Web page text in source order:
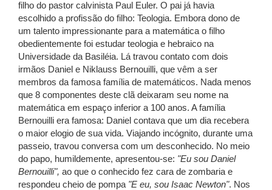
filho do pastor calvinista Paul Euler. O pai já havia
escolhido a profissão do filho: Teologia. Embora dono de
um talento impressionante para a matemática o filho
obedientemente foi estudar teologia e hebraico na
Universidade da Basiléia. Lá travou contato com dois
irmãos Daniel e Niklauss Bernouilli, que vêm a ser
membros da famosa família de matemáticos. Nada menos
que 8 componentes deste clã deixaram seu nome na
matemática em espaço inferior a 100 anos. A família
Bernouilli era famosa: Daniel contava que um dia recebera
o maior elogio de sua vida. Viajando incógnito, durante uma
passeio, travou conversa com um desconhecido. No meio
do papo, humildemente, apresentou-se: "Eu sou Daniel
Bernouilli", ao que o conhecido fez cara de zombaria e
respondeu cheio de pompa "E eu, sou Isaac Newton". Nos